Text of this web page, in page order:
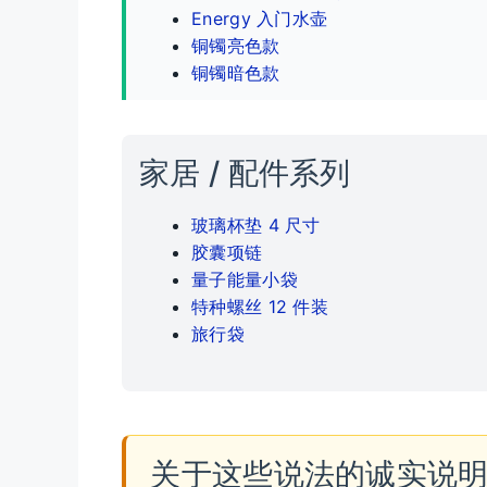
Energy 入门水壶
铜镯亮色款
铜镯暗色款
家居 / 配件系列
玻璃杯垫 4 尺寸
胶囊项链
量子能量小袋
特种螺丝 12 件装
旅行袋
关于这些说法的诚实说